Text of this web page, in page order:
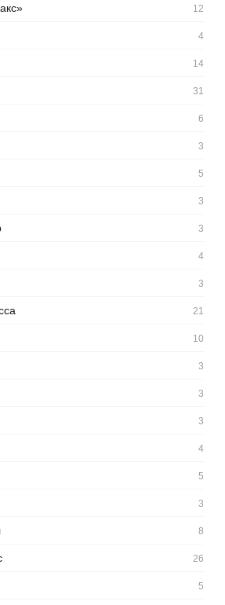
12
4
14
31
6
3
5
3
3
4
3
21
10
3
3
3
4
5
3
8
26
5